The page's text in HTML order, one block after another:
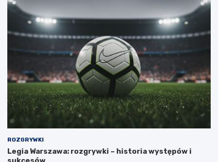
ROZGRYWKI
Legia Warszawa: rozgrywki – historia występów i